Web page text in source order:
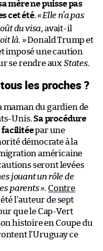
mère ne puisse pas
cet été.«Elle n’a pas
du visa, avait-il
là. »Donald Trump et
imposé une caution
se rendre aux States.
les proches ?
maman du gardien de
Unis. Sa procédure
facilitéepar une
démocrate à la
américaine
seront levées
jouant un rôle de
parents ». Contre
l’auteur de sept
que le Cap-Vert
histoire en Coupe du
l’Uruguay ce